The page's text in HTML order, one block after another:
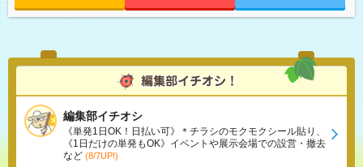
編集部イチオシ
《単発1日OK！日払い可》＊チラシのモクモクシール貼り、
《1日だけの単発もOK》イベントや展示会場での設営・撤去
など (8/7UP!)